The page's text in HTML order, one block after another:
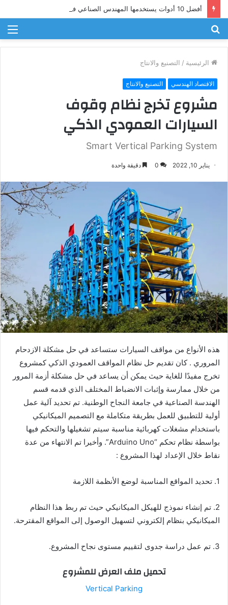
أفضل 10 أدوات يستخدمها المهندس الصناعي في عام 2025
الرئيسية / التصنيع والانتاج
الاقتصاد الهندسي التصنيع والانتاج
مشروع تخرج نظام وقوف
السيارات العمودي الذكي
Smart Vertical Parking System
يناير 10, 2022 0 دقيقة واحدة
هذه الأنواع من مواقف السيارات ستساعد في حل مشكلة الازدحام
المروري . كان تقديم حل نظام المواقف العمودي الذكي كمشروع
تخرج مفيدًا للغاية حيث يمكن أن يساعد في حل مشكلة أزمة المرور
من خلال ممارسة وإثبات الانضباط المختلف الذي قدمه قسم
الهندسة الصناعية في جامعة النجاح الوطنية. تم تحديد آلية عمل
أولية للتطبيق للعمل بطريقة متكاملة مع التصميم الميكانيكي
باستخدام مشغلات كهربائية مناسبة سيتم تشغيلها والتحكم فيها
بواسطة نظام تحكم “Arduino Uno”. وأخيرا تم الانتهاء من عدة
نقاط خلال الإعداد لهذا المشروع :
1. تحديد المواقع المناسبة لوضع الأنظمة اللازمة
2. تم إنشاء نموذج للهيكل الميكانيكي حيث تم ربط هذا النظام
الميكانيكي بنظام إلكتروني لتسهيل الوصول إلى المواقع المقترحة.
3. تم عمل دراسة جدوى لتقييم مستوى نجاح المشروع.
تحميل ملف العرض للمشروع
Vertical Parking